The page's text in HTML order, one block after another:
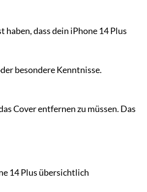
dass dein iPhone 14 Plus
besondere Kenntnisse.
Cover entfernen zu müssen. Das
14 Plus übersichtlich